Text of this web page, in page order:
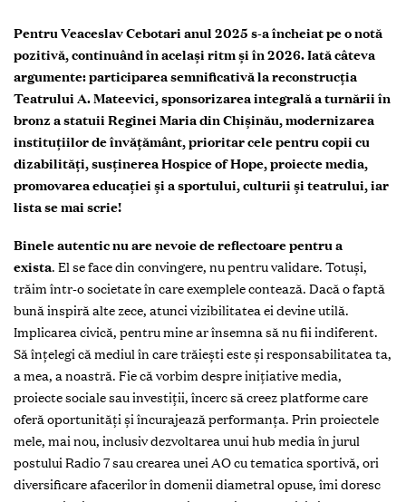
Pentru Veaceslav Cebotari anul 2025 s-a încheiat pe o notă
pozitivă, continuând în același ritm și în 2026. Iată câteva
argumente: participarea semnificativă la reconstrucția
Teatrului A. Mateevici, sponsorizarea integrală a turnării în
bronz a statuii Reginei Maria din Chișinău, modernizarea
instituțiilor de învățământ, prioritar cele pentru copii cu
dizabilități, susținerea Hospice of Hope, proiecte media,
promovarea educației și a sportului, culturii și teatrului, iar
lista se mai scrie!
Binele autentic nu are nevoie de reflectoare pentru a
exista. El se face din convingere, nu pentru validare. Totuși,
trăim într-o societate în care exemplele contează. Dacă o faptă
bună inspiră alte zece, atunci vizibilitatea ei devine utilă.
Implicarea civică, pentru mine ar însemna să nu fii indiferent.
Să înțelegi că mediul în care trăiești este și responsabilitatea ta,
a mea, a noastră. Fie că vorbim despre inițiative media,
proiecte sociale sau investiții, încerc să creez platforme care
oferă oportunități și încurajează performanța. Prin proiectele
mele, mai nou, inclusiv dezvoltarea unui hub media în jurul
postului Radio 7 sau crearea unei AO cu tematica sportivă, ori
diversificare afacerilor în domenii diametral opuse, îmi doresc